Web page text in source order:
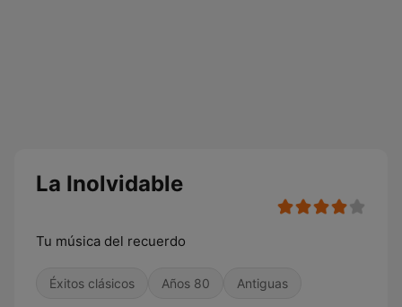
La Inolvidable
Tu música del recuerdo
Éxitos clásicos Años 80 Antiguas